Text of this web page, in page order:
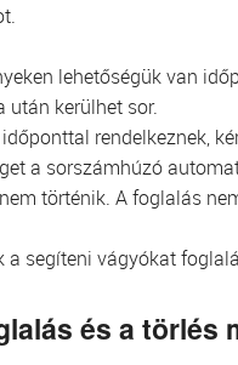
lehetőségük van
után kerülhet sor.
rendelkeznek,
a sorszámhúzó
történik. A foglalás
a segíteni vágyókat
és a törlés